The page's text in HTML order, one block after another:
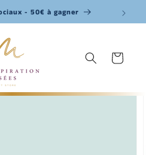
- 50€ à gagner
Panier